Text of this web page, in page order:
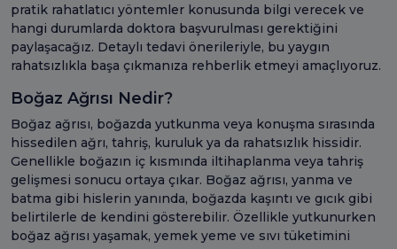
pratik rahatlatıcı yöntemler konusunda bilgi verecek ve
hangi durumlarda doktora başvurulması gerektiğini
paylaşacağız. Detaylı tedavi önerileriyle, bu yaygın
rahatsızlıkla başa çıkmanıza rehberlik etmeyi amaçlıyoruz.
Boğaz Ağrısı Nedir?
Boğaz ağrısı, boğazda yutkunma veya konuşma sırasında
hissedilen ağrı, tahriş, kuruluk ya da rahatsızlık hissidir.
Genellikle boğazın iç kısmında iltihaplanma veya tahriş
gelişmesi sonucu ortaya çıkar. Boğaz ağrısı, yanma ve
batma gibi hislerin yanında, boğazda kaşıntı ve gıcık gibi
belirtilerle de kendini gösterebilir. Özellikle yutkunurken
boğaz ağrısı yaşamak, yemek yeme ve sıvı tüketimini